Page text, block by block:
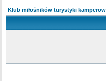
Klub miłośników turystyki